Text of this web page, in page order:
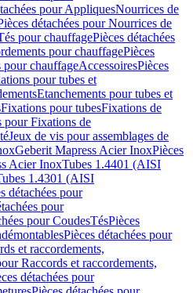
pour AppliquesNourrices de
détachées pour Nourrices de
pour chauffagePièces détachées
pour chauffagePièces
pour chauffageAccessoiresPièces
pour tubes et
Etanchements pour tubes et
Fixations pour tubesFixations de
pour Fixations de
Jeux de vis pour assemblages de
Geberit Mapress Acier InoxPièces
Acier InoxTubes 1.4401 (AISI
1.4301 (AISI
détachées pour
pour
pour CoudesTésPièces
Pièces détachées pour
et raccordements,
Raccords et raccordements,
détachées pour